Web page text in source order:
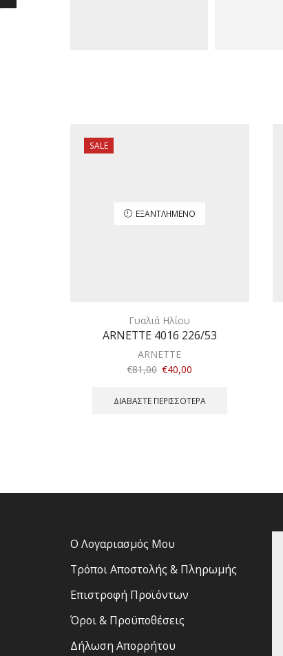
SALE
ΕΞΑΝΤΛΗΜΈΝΟ
Γυαλιά Ηλίου
ARNETTE 4016 226/53
ARNETTE
€81,00 €40,00
ΔΙΑΒΆΣΤΕ ΠΕΡΙΣΣΌΤΕΡΑ
Ο Λογαριασμός Μου
Τρόποι Αποστολής & Πληρωμής
Επιστροφή Προϊόντων
Όροι & Προϋποθέσεις
Δήλωση Απορρήτου